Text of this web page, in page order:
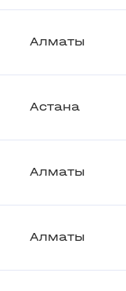
Алматы
Астана
Алматы
Алматы